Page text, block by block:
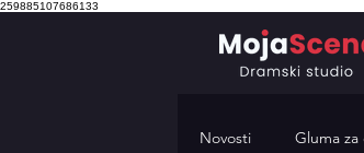
259885107686133
Novosti Gluma za